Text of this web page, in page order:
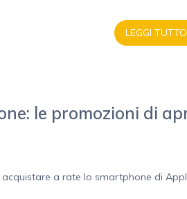
LEGGI TUTTO
le promozioni di
a rate lo smartphone di